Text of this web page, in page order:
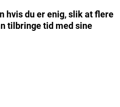
hvis du er enig, slik at flere
tilbringe tid med sine